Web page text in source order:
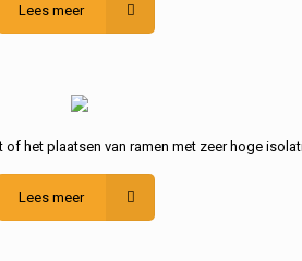
Lees meer
het plaatsen van ramen met zeer hoge
Lees meer